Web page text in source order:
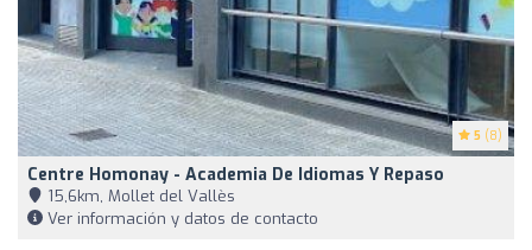
5 (8)
Centre Homonay - Academia De Idiomas Y Repaso
15,6km, Mollet del Vallès
Ver información y datos de contacto